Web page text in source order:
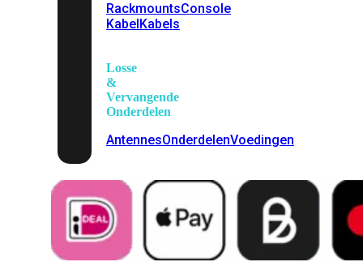
RackmountsConsole
KabelKabels
Losse
&
Vervangende
Onderdelen
AntennesOnderdelenVoedingen